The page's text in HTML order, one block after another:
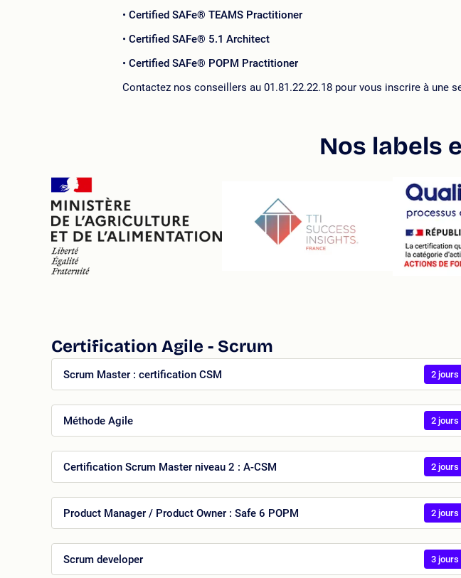
Certified SAFe® TEAMS Practitioner
Certified SAFe® 5.1 Architect
Certified SAFe® POPM Practitioner
Contactez nos conseillers au 01.81.22.22.18 pour vous inscrire à une
Nos labels
Certification Agile - Scrum
Scrum Master : certification CSM 2 jours
Méthode Agile 2 jours
Certification Scrum Master niveau 2 : A-CSM 2 jours
Product Manager / Product Owner : Safe 6 POPM 2 jours
Scrum developer 3 jours